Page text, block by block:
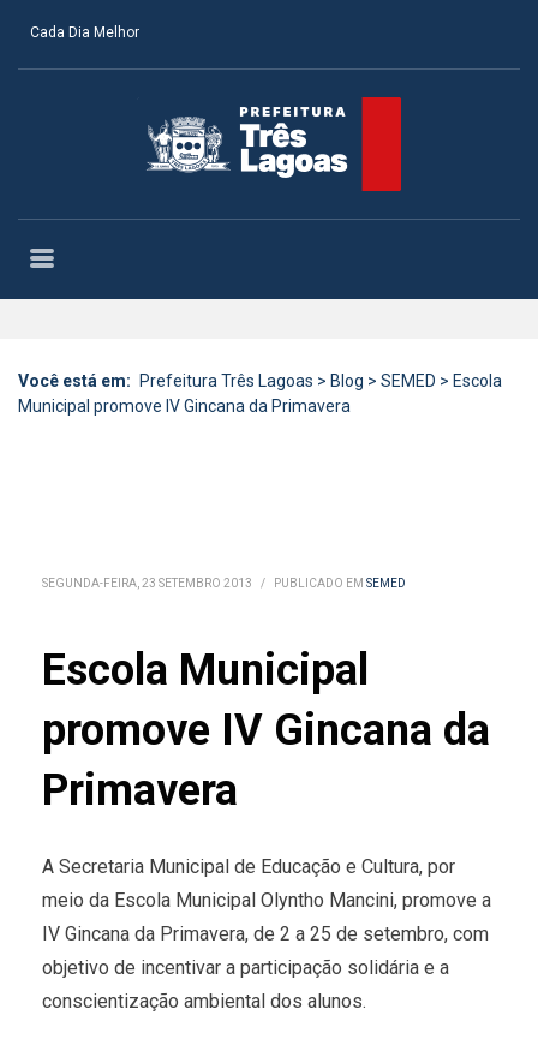
Cada Dia Melhor
Você está em: Prefeitura Três Lagoas > Blog > SEMED > Escola
Municipal promove IV Gincana da Primavera
SEGUNDA-FEIRA, 23 SETEMBRO 2013 / PUBLICADO EM SEMED
Escola Municipal
promove IV Gincana da
Primavera
A Secretaria Municipal de Educação e Cultura, por
meio da Escola Municipal Olyntho Mancini, promove a
IV Gincana da Primavera, de 2 a 25 de setembro, com
objetivo de incentivar a participação solidária e a
conscientização ambiental dos alunos.